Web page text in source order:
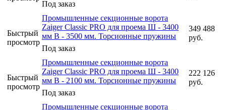
Под заказ
Быстрый
просмотр
Промышленные секционные ворота
Zaiger Classic PRO для проема Ш - 3400
мм В - 3500 мм. Торсионные пружины
Под заказ
349 488
руб.
Быстрый
просмотр
Промышленные секционные ворота
Zaiger Classic PRO для проема Ш - 3400
мм В - 2100 мм. Торсионные пружины
Под заказ
222 126
руб.
Промышленные секционные ворота